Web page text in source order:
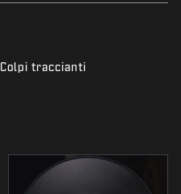
Colpi traccianti